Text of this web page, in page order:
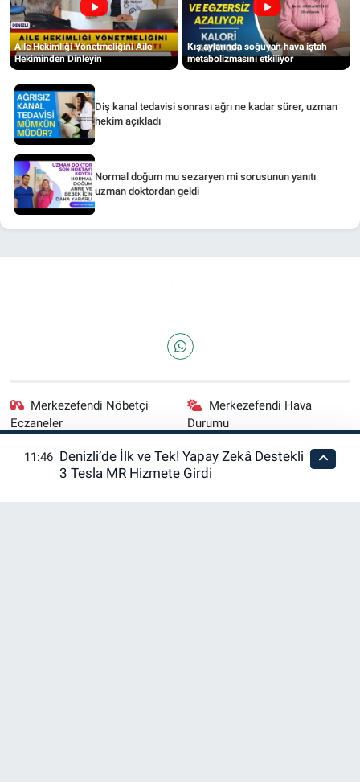
Aile Hekimliği Yönetmeliğini Aile
Hekiminden Dinleyin
Kış aylarında soğuyan hava iştah
metabolizmasını etkiliyor
Diş kanal tedavisi sonrası ağrı ne kadar sürer, uzman
hekim açıkladı
Normal doğum mu sezaryen mi sorusunun yanıtı
uzman doktordan geldi
Merkezefendi Nöbetçi
Eczaneler
Merkezefendi Hava
Durumu
Merkezefendi Trafik
Yoğunluk Haritası
Puan Durumu ve Fikstür
11:46 Denizli’de İlk ve Tek! Yapay Zekâ Destekli
3 Tesla MR Hizmete Girdi